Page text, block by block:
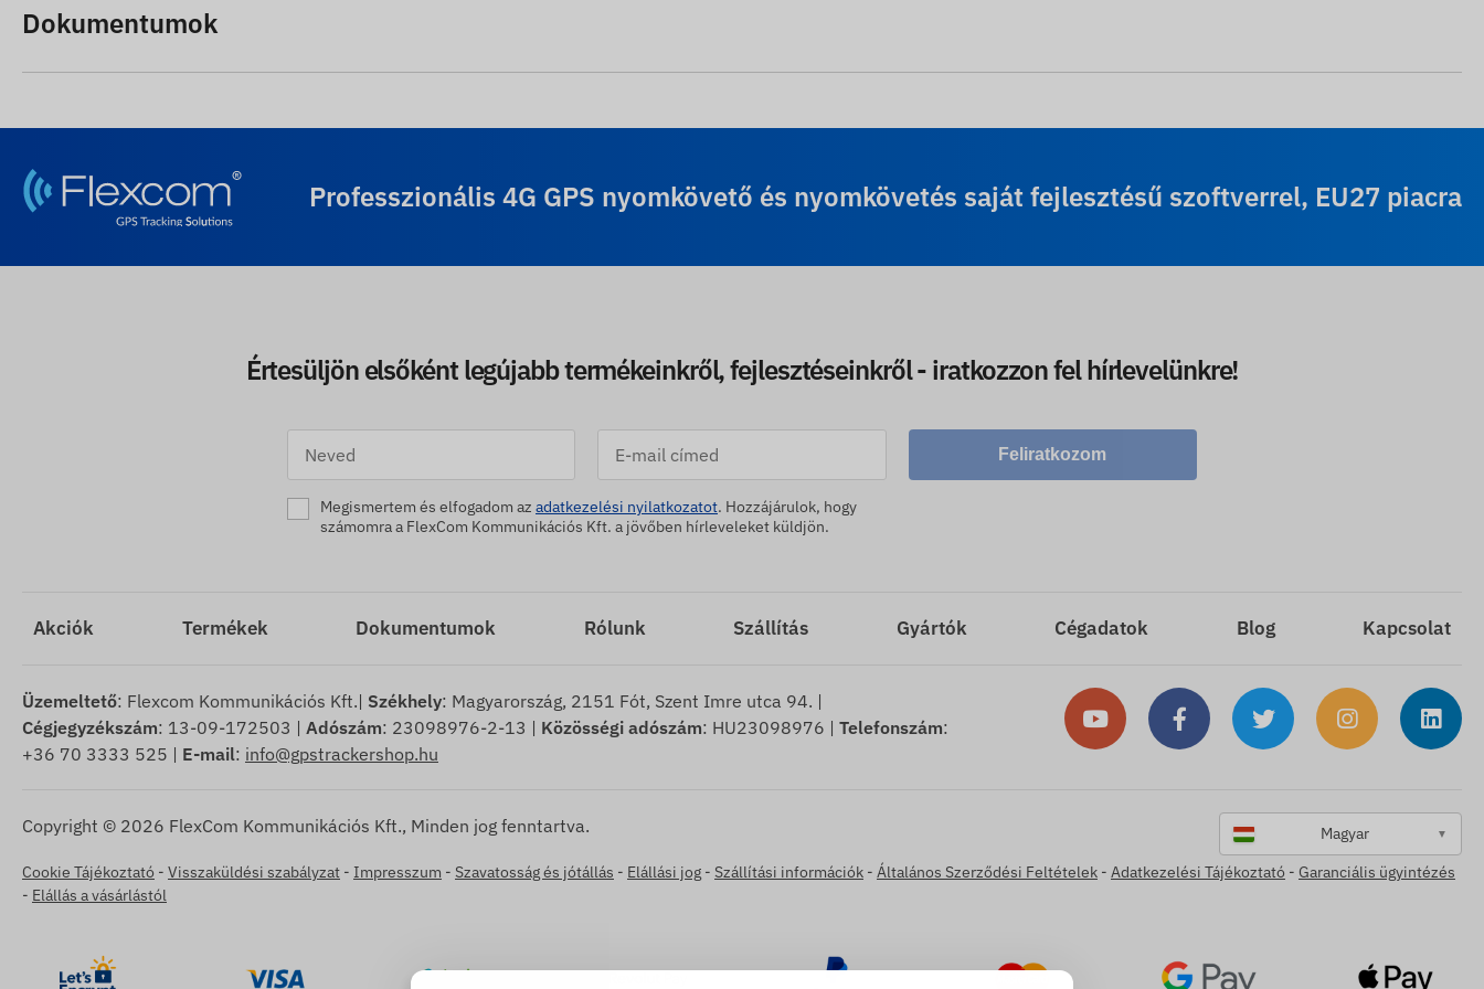
Dokumentumok
Professzionális 4G GPS nyomkövető és nyomkövetés saját fejlesztésű szoftverrel, EU27 piacra
Értesüljön elsőként legújabb termékeinkről, fejlesztéseinkről - iratkozzon fel hírlevelünkre!
Feliratkozom
Megismertem és elfogadom az adatkezelési nyilatkozatot. Hozzájárulok, hogy
számomra a FlexCom Kommunikációs Kft. a jövőben hírleveleket küldjön.
Akciók Termékek Dokumentumok Rólunk Szállítás Gyártók Cégadatok Blog Kapcsolat
Üzemeltető: Flexcom Kommunikációs Kft.| Székhely: Magyarország, 2151 Fót, Szent Imre utca 94. |
Cégjegyzékszám: 13-09-172503 | Adószám: 23098976-2-13 | Közösségi adószám: HU23098976 | Telefonszám:
+36 70 3333 525 | E-mail: info@gpstrackershop.hu
Copyright © 2026 FlexCom Kommunikációs Kft., Minden jog fenntartva. Magyar ▼
Cookie Tájékoztató - Visszaküldési szabályzat - Impresszum - Szavatosság és jótállás - Elállási jog - Szállítási információk - Általános Szerződési Feltételek - Adatkezelési Tájékoztató - Garanciális ügyintézés
- Elállás a vásárlástól